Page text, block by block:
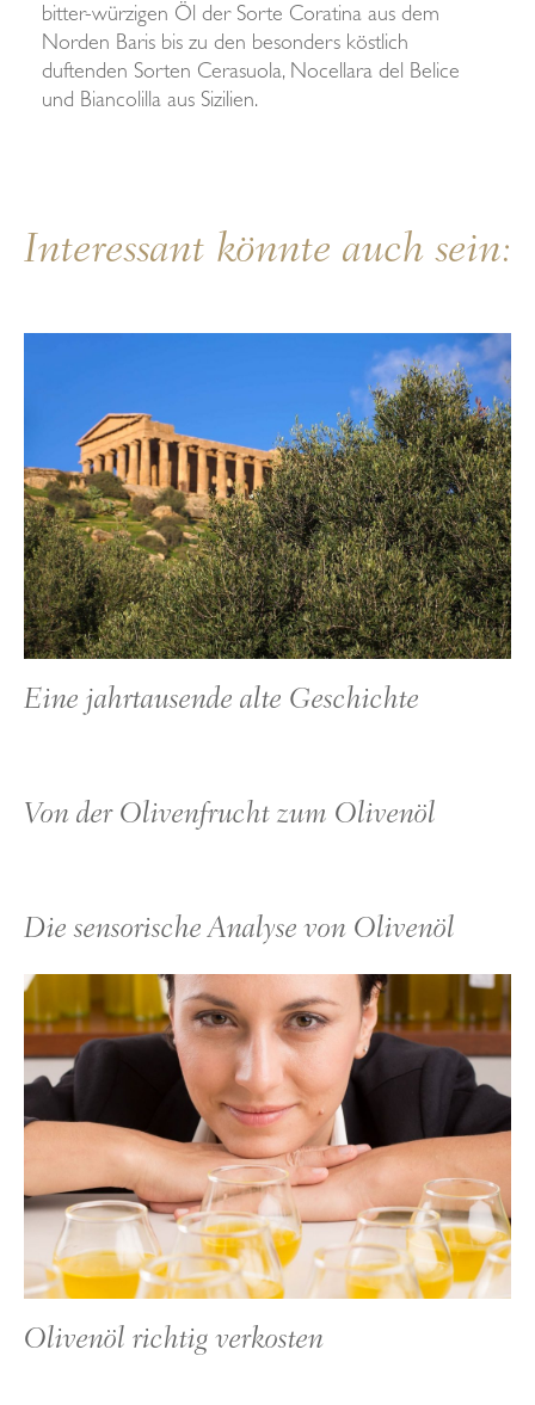
bitter-würzigen Öl der Sorte Coratina aus dem
Norden Baris bis zu den besonders köstlich
duftenden Sorten Cerasuola, Nocellara del Belice
und Biancolilla aus Sizilien.
Interessant könnte auch sein:
Eine jahrtausende alte Geschichte
Von der Olivenfrucht zum Olivenöl
Die sensorische Analyse von Olivenöl
Olivenöl richtig verkosten